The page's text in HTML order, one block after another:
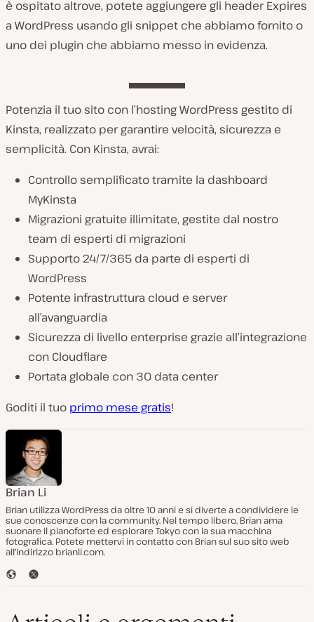
è ospitato altrove, potete aggiungere gli header Expires
a WordPress usando gli snippet che abbiamo fornito o
uno dei plugin che abbiamo messo in evidenza.
Potenzia il tuo sito con l’hosting WordPress gestito di
Kinsta, realizzato per garantire velocità, sicurezza e
semplicità. Con Kinsta, avrai:
Controllo semplificato tramite la dashboard
MyKinsta
Migrazioni gratuite illimitate, gestite dal nostro
team di esperti di migrazioni
Supporto 24/7/365 da parte di esperti di
WordPress
Potente infrastruttura cloud e server
all’avanguardia
Sicurezza di livello enterprise grazie all’integrazione
con Cloudflare
Portata globale con 30 data center
Goditi il tuo primo mese gratis!
Brian Li
Brian utilizza WordPress da oltre 10 anni e si diverte a condividere le
sue conoscenze con la community. Nel tempo libero, Brian ama
suonare il pianoforte ed esplorare Tokyo con la sua macchina
fotografica. Potete mettervi in contatto con Brian sul suo sito web
all'indirizzo brianli.com.
S
T